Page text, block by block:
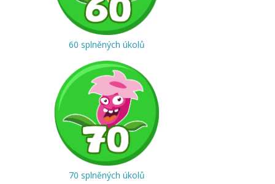
60 splněných úkolů
70 splněných úkolů